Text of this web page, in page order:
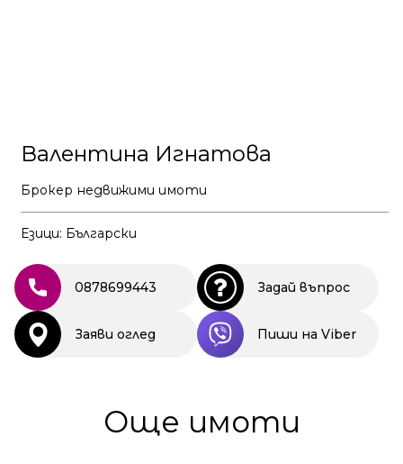
Валентина Игнатова
Брокер недвижими имоти
Езици: Български
0878699443 Задай въпрос
Заяви оглед Пиши на Viber
Още имоти